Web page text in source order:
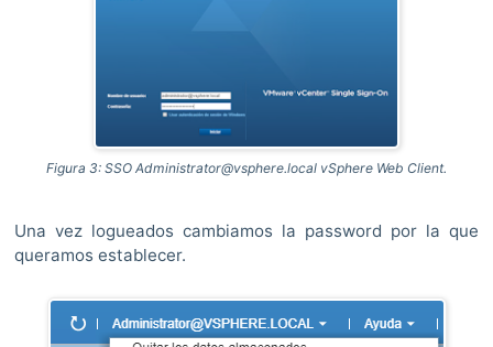
Figura 3: SSO Administrator@vsphere.local vSphere Web Client.
Una vez logueados cambiamos la password por la que
queramos establecer.